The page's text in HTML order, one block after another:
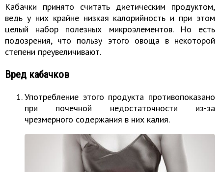
Кабачки принято считать диетическим продуктом,
ведь у них крайне низкая калорийность и при этом
целый набор полезных микроэлементов. Но есть
подозрения, что пользу этого овоща в некоторой
степени преувеличивают.
Вред кабачков
Употребление этого продукта противопоказано
при почечной недостаточности из-за
чрезмерного содержания в них калия.